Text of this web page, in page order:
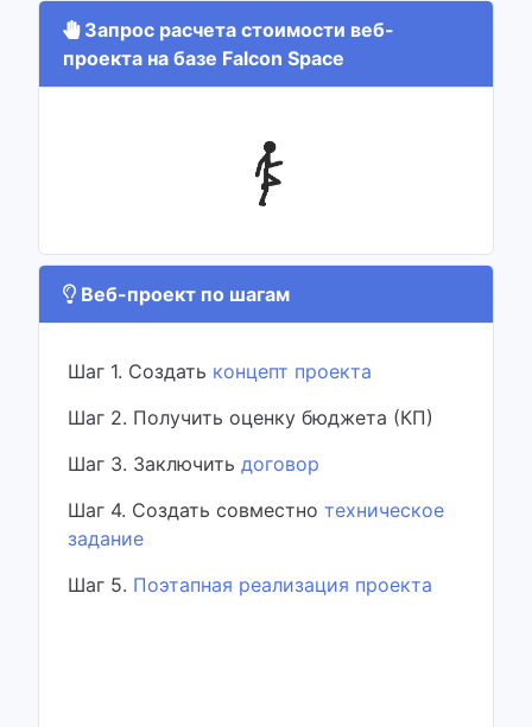
Запрос расчета стоимости веб-
проекта на базе Falcon Space
Веб-проект по шагам
Шаг 1. Создать концепт проекта
Шаг 2. Получить оценку бюджета (КП)
Шаг 3. Заключить договор
Шаг 4. Создать совместно техническое
задание
Шаг 5. Поэтапная реализация проекта